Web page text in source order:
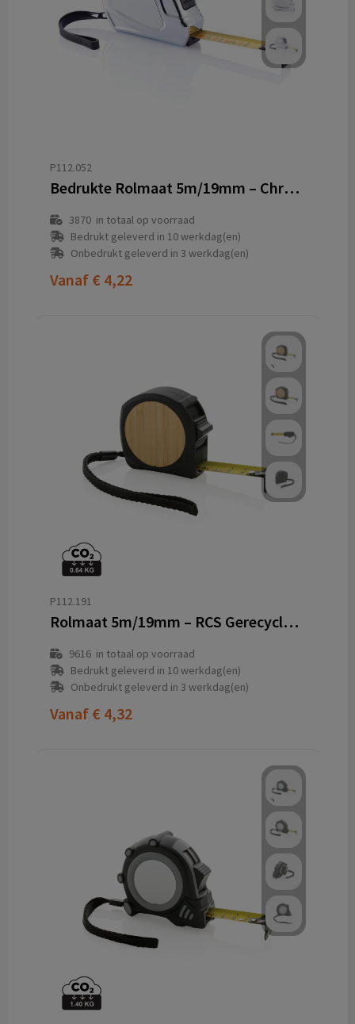
P112.052
Bedrukte Rolmaat 5m/19mm – Chrome ABS Kast met Polsband
3870in totaal op voorraad
Bedrukt geleverd in 10 werkdag(en)
Onbedrukt geleverd in 3 werkdag(en)
Vanaf € 4,22
P112.191
Rolmaat 5m/19mm – RCS Gerecycled ABS met FSC Bamboe Bord
9616in totaal op voorraad
Bedrukt geleverd in 10 werkdag(en)
Onbedrukt geleverd in 3 werkdag(en)
Vanaf € 4,32